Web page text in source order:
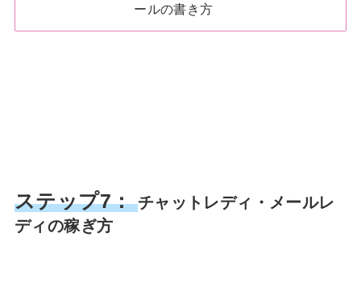
ールの書き方
ステップ7： チャットレディ・メールレ
ディの稼ぎ方